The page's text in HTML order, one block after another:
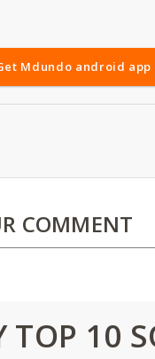
Mdundo android app
COMMENT
TOP 10